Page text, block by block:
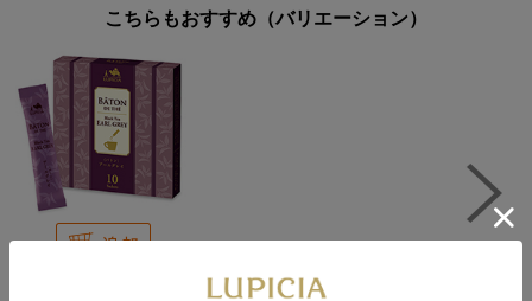
こちらもおすすめ（バリエーション）